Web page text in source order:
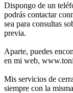
Dispongo de un
podrás contactar
sea para consultas
previa.
Aparte, puedes
en mi web,
Mis servicios de
siempre con la